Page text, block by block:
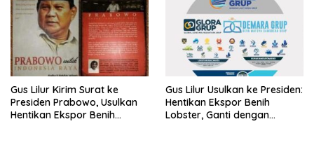
Gus Lilur Kirim Surat ke
Presiden Prabowo, Usulkan
Hentikan Ekspor Benih
Gus Lilur Usulkan ke Presiden:
Hentikan Ekspor Benih
Lobster, Ganti dengan